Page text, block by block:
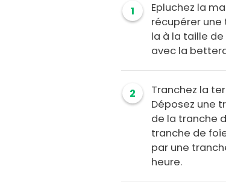
1
Epluchez la
récupérer une
la à la taille
avec la
2
Tranchez la
Déposez une
de la tranche
tranche de
par une
heure.